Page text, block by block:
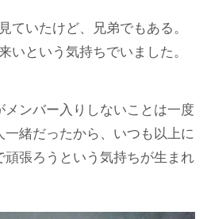
ていたけど、兄弟でもある。
いという気持ちでいました。
メンバー入りしないことは一度
一緒だったから、いつも以上に
張ろうという気持ちが生まれ